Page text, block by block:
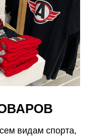
видам спорта,